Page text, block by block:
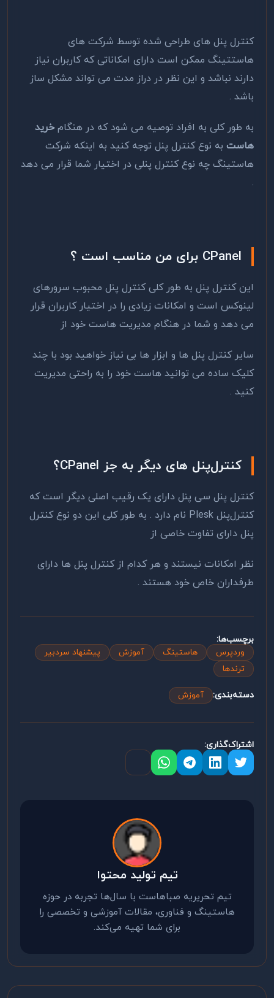
کنترل پنل های طراحی شده توسط شرکت های
هاستتینگ ممکن است دارای امکاناتی که کاربران نیاز
دارند نباشد و این نظر در دراز مدت می تواند مشکل ساز
باشد .
به طور کلی به افراد توصیه می شود که در هنگامخرید
هاست به نوع کنترل پنل توجه کنید به اینکه شرکت
هاستینگ چه نوع کنترل پنلی در اختیار شما قرار می دهد
.
CPanel برای من مناسب است ؟
این کنترل پنل به طور کلی کنترل پنل محبوب سرورهای
لینوکس است و امکانات زیادی را در اختیار کاربران قرار
می دهد و شما در هنگام مدیریت هاست خود از
سایر کنترل پنل ها و ابزار ها بی نیاز خواهید بود با چند
کلیک ساده می توانید هاست خود را به راحتی مدیریت
کنید .
کنترل‌پنل های دیگر به جز CPanel؟
کنترل پنل سی پنل دارای یک رقیب اصلی دیگر است که
کنترل‌پنل Plesk نام دارد . به طور کلی این دو نوع کنترل
پنل دارای تفاوت خاصی از
نظر امکانات نیستند و هر کدام از کنترل پنل ها دارای
طرفداران خاص خود هستند .
برچسب‌ها:
وردپرس
هاستینگ آموزش
پیشنهاد سردبیر
ترندها
دسته‌بندی: آموزش
اشتراک‌گذاری:
تیم تولید محتوا
تیم تحریریه صباهاست با سال‌ها تجربه در حوزه
هاستینگ و فناوری، مقالات آموزشی و تخصصی را
برای شما تهیه می‌کند.